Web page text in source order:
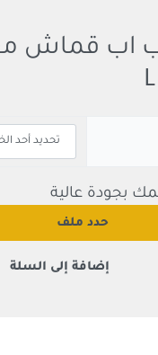
اب قماش
بجودة عالية
حدد ملف
إضافة إلى السلة